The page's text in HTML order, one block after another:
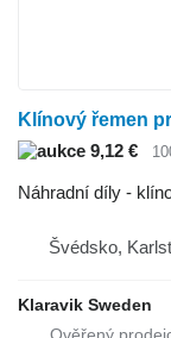
9,12 €
Náhradní díly -
Švédsko,
Klaravik Sweden